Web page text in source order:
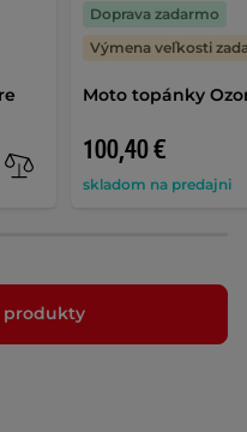
Moto topánky
100,40 €
skladom na predajni
Doprava zadarmo
Výmena veľkosti
produkty